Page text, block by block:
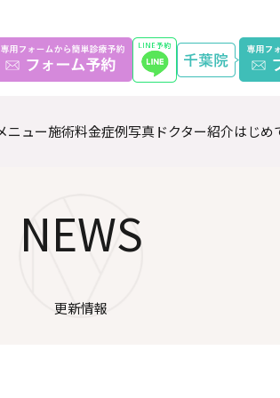
ニュー施術料金症例写真ドクター紹介はじめ
NEWS
更新情報